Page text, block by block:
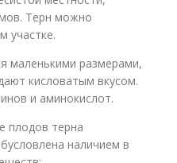
Терн можно
участке.
маленькими размерами,
кисловатым вкусом.
и аминокислот.
плодов терна
наличием в